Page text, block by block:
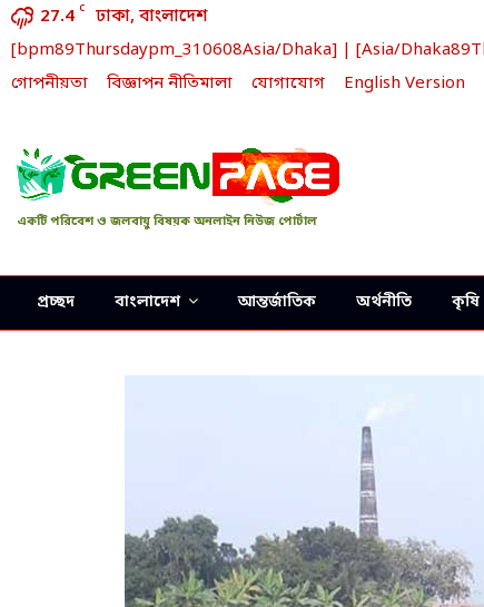
27.4 C
ঢাকা, বাংলাদেশ
[bpm89Thursdaypm_310608Asia/Dhaka] | [Asia/
গোপনীয়তা বিজ্ঞাপন নীতিমালা যোগাযোগ English Version
একটি পরিবেশ ও জলবায়ু বিষয়ক অনলাইন নিউজ পোর্টাল
প্রচ্ছদ বাংলাদেশ আন্তর্জাতিক অর্থনীতি কৃষি